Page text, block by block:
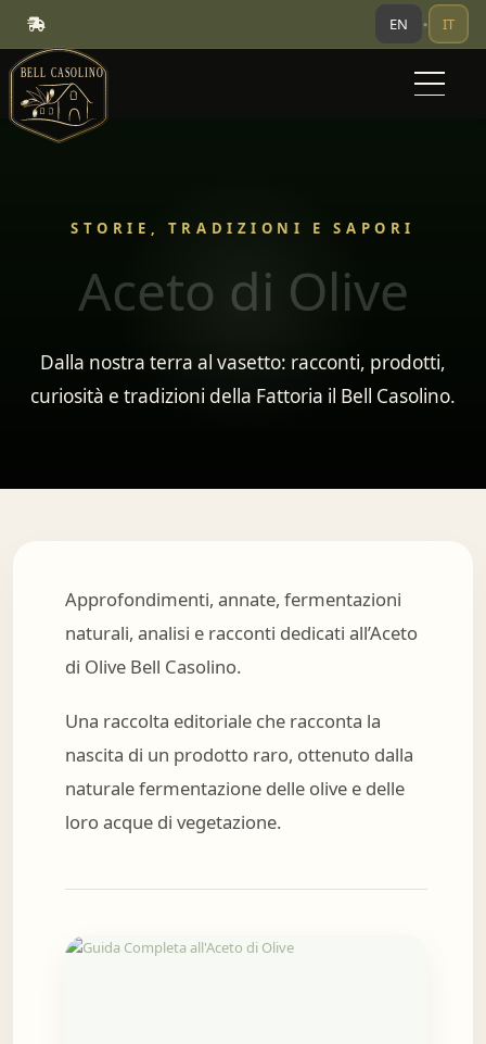
EN • IT
STORIE, TRADIZIONI E SAPORI
Aceto di Olive
Dalla nostra terra al vasetto: racconti, prodotti,
curiosità e tradizioni della Fattoria il Bell Casolino.
Approfondimenti, annate, fermentazioni
naturali, analisi e racconti dedicati all’Aceto
di Olive Bell Casolino.
Una raccolta editoriale che racconta la
nascita di un prodotto raro, ottenuto dalla
naturale fermentazione delle olive e delle
loro acque di vegetazione.